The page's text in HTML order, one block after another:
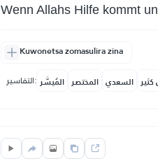
Wenn Allahs Hilfe kommt
Kuwonetsa zomasulira zina
التفاسير: المُيسَّر المختصر السعدي كثير